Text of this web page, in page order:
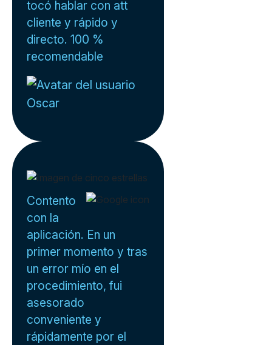
tocó hablar con att
cliente y rápido y
directo. 100 %
recomendable
Oscar
Contento
con la
aplicación. En un
primer momento y tras
un error mío en el
procedimiento, fui
asesorado
conveniente y
rápidamente por el